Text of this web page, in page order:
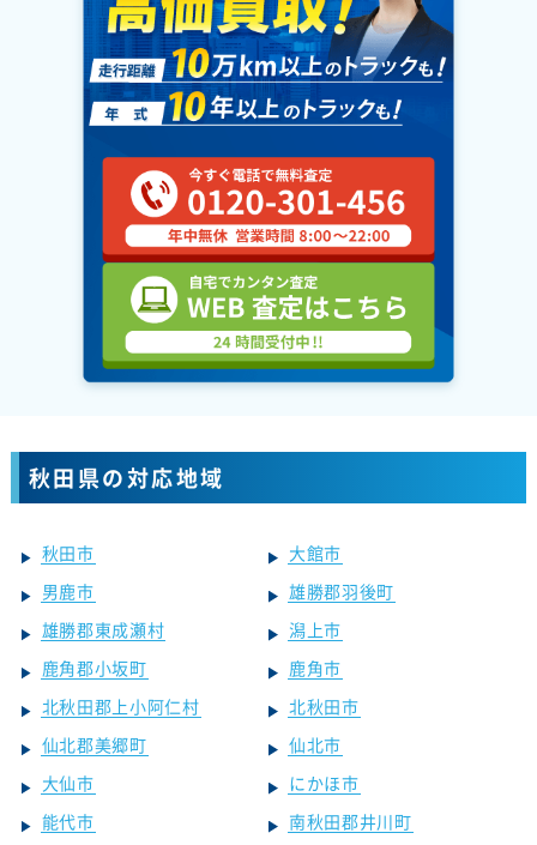
秋田県の対応地域
秋田市
大館市
男鹿市
雄勝郡羽後町
雄勝郡東成瀬村
潟上市
鹿角郡小坂町
鹿角市
北秋田郡上小阿仁村
北秋田市
仙北郡美郷町
仙北市
大仙市
にかほ市
能代市
南秋田郡井川町